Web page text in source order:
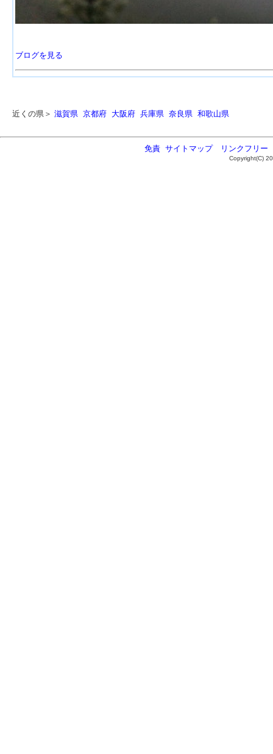
ブログを見る
近くの県＞ 滋賀県 京都府 大阪府 兵庫県 奈良県 和歌山県
免責 サイトマップ リンクフリー
Copyright(C)